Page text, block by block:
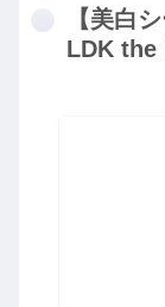
【美白
LDK the